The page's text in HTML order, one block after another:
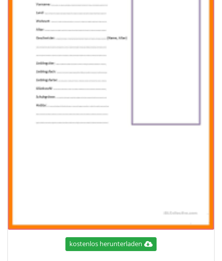
kostenlos herunterladen